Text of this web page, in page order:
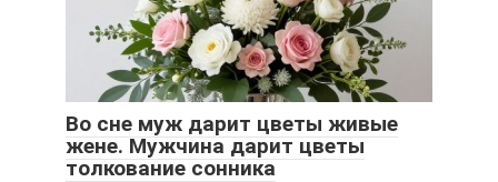
Во сне муж дарит цветы живые
жене. Мужчина дарит цветы
толкование сонника